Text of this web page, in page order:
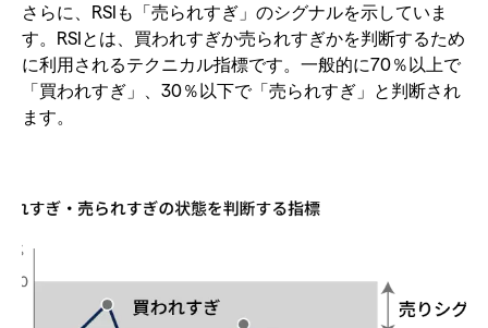
さらに、RSIも「売られすぎ」のシグナルを示していま
す。RSIとは、買われすぎか売られすぎかを判断するため
に利用されるテクニカル指標です。一般的に70％以上で
「買われすぎ」、30％以下で「売られすぎ」と判断され
ます。